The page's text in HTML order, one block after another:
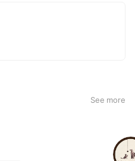
See more